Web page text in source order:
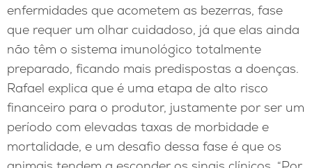
enfermidades que acometem as bezerras, fase
que requer um olhar cuidadoso, já que elas ainda
não têm o sistema imunológico totalmente
preparado, ficando mais predispostas a doenças.
Rafael explica que é uma etapa de alto risco
financeiro para o produtor, justamente por ser um
período com elevadas taxas de morbidade e
mortalidade, e um desafio dessa fase é que os